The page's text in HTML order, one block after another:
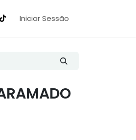
Iniciar Sessão